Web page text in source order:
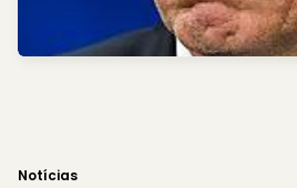
Notícias